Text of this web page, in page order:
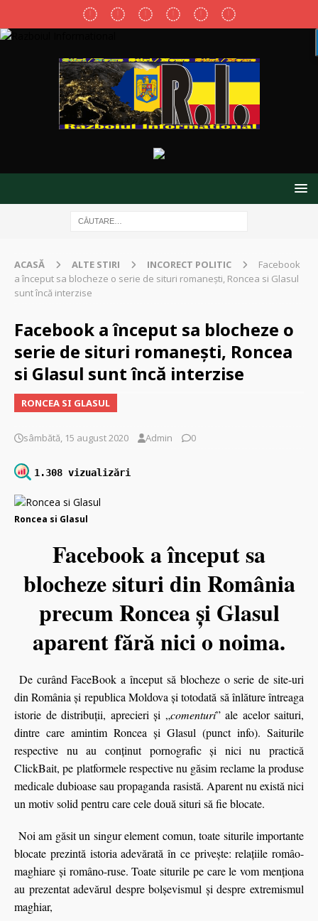
ACASĂ ALTE STIRI INCORECT POLITIC
Facebook
a început sa blocheze o serie de situri romanești, Roncea si Glasul
sunt încă interzise
Facebook a început sa blocheze o
serie de situri romanești, Roncea
si Glasul sunt încă interzise
RONCEA SI GLASUL
sâmbătă, 15 august 2020 Admin 0
1.308 vizualizări
Roncea si Glasul
Facebook a început sa
blocheze situri din România
precum Roncea și Glasul
aparent fără nici o noima.
De curând FaceBook a început să blocheze o serie de site-uri
din România şi republica Moldova şi totodată să înlăture întreaga
istorie de distribuţii, aprecieri şi „comenturi” ale acelor saituri,
dintre care amintim Roncea și Glasul (punct info). Saiturile
respective nu au conţinut pornografic şi nici nu practică
ClickBait, pe platformele respective nu găsim reclame la produse
medicale dubioase sau propaganda rasistă. Aparent nu există nici
un motiv solid pentru care cele două situri să fie blocate.
Noi am găsit un singur element comun, toate siturile importante
blocate prezintă istoria adevărată în ce priveşte: relaţiile româo-
maghiare şi româno-ruse. Toate siturile pe care le vom menţiona
au prezentat adevărul despre bolşevismul şi despre extremismul
maghiar,